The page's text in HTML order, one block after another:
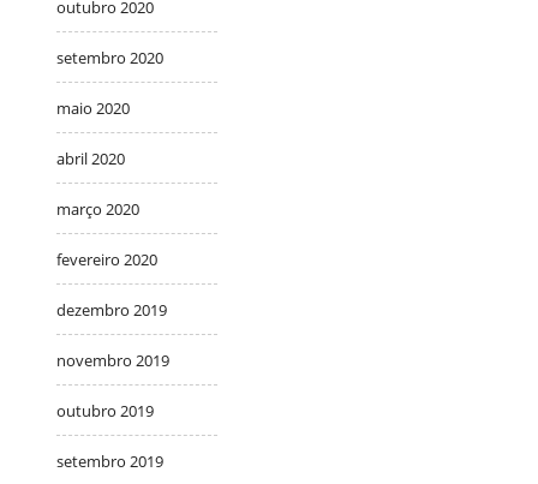
outubro 2020
setembro 2020
maio 2020
abril 2020
março 2020
fevereiro 2020
dezembro 2019
novembro 2019
outubro 2019
setembro 2019